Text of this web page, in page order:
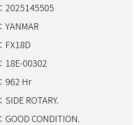
：2025145505
：YANMAR
：FX18D
：18E-00302
：962 Hr
：SIDE ROTARY.
：GOOD CONDITION.